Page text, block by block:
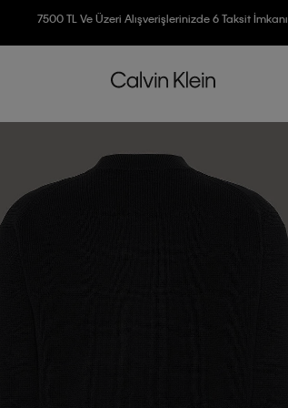
7500 TL Ve Üzeri Alışverişlerinizde 6 Taksit İmkanı